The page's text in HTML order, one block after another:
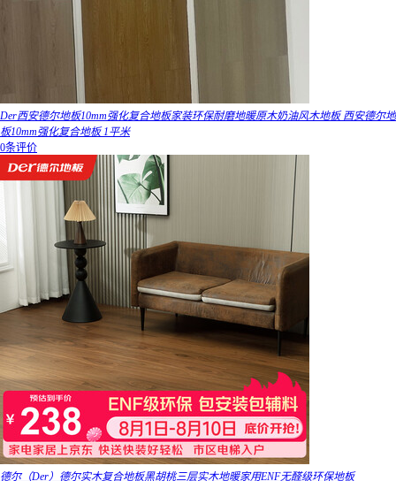
Der西安德尔地板10mm强化复合地板家装环保耐磨地暖原木奶油风木地板 西安德尔地
板10mm强化复合地板 1平米
0条评价
德尔（Der）德尔实木复合地板黑胡桃三层实木地暖家用ENF无醛级环保地板